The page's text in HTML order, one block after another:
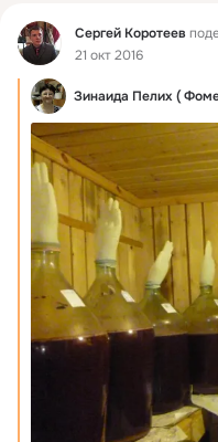
Фид Сергей Коротеев
21 окт 2016
Зинаида Пелих (